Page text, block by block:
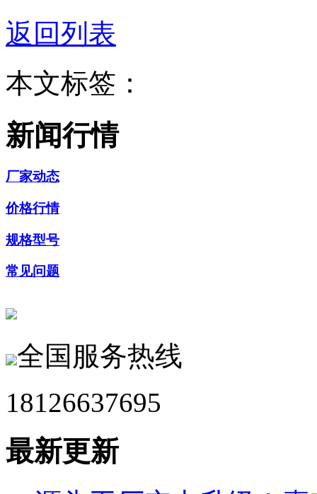
返回列表
本文标签：
新闻行情
厂家动态
价格行情
规格型号
常见问题
全国服务热线
18126637695
最新更新